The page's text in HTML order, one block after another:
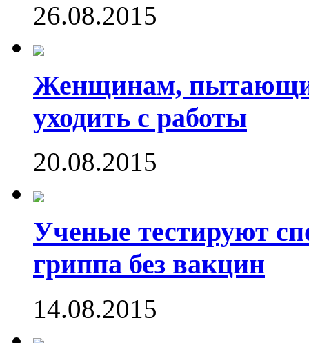
26.08.2015
Женщинам,
уходить с работы
20.08.2015
Ученые тестируют
гриппа без вакцин
14.08.2015